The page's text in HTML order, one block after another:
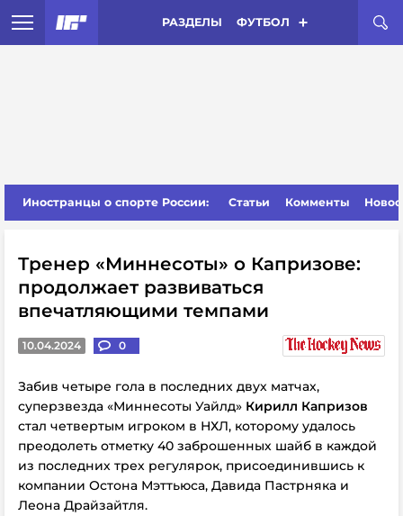
РАЗДЕЛЫ ФУТБОЛ
Иностранцы о спорте России: Статьи Комменты
Тренер «Миннесоты» о Капризове:
продолжает развиваться
впечатляющими темпами
10.04.2024 0
Забив четыре гола в последних двух матчах,
суперзвезда «Миннесоты Уайлд» Кирилл Капризов
стал четвертым игроком в НХЛ, которому удалось
преодолеть отметку 40 заброшенных шайб в каждой
из последних трех регулярок, присоединившись к
компании Остона Мэттьюса, Давида Пастрняка и
Леона Драйзайтля.